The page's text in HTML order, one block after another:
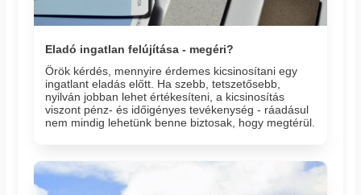
Eladó ingatlan felújítása - megéri?
Örök kérdés, mennyire érdemes kicsinosítani egy
ingatlant eladás előtt. Ha szebb, tetszetősebb,
nyilván jobban lehet értékesíteni, a kicsinosítás
viszont pénz- és időigényes tevékenység - ráadásul
nem mindig lehetünk benne biztosak, hogy megtérül.